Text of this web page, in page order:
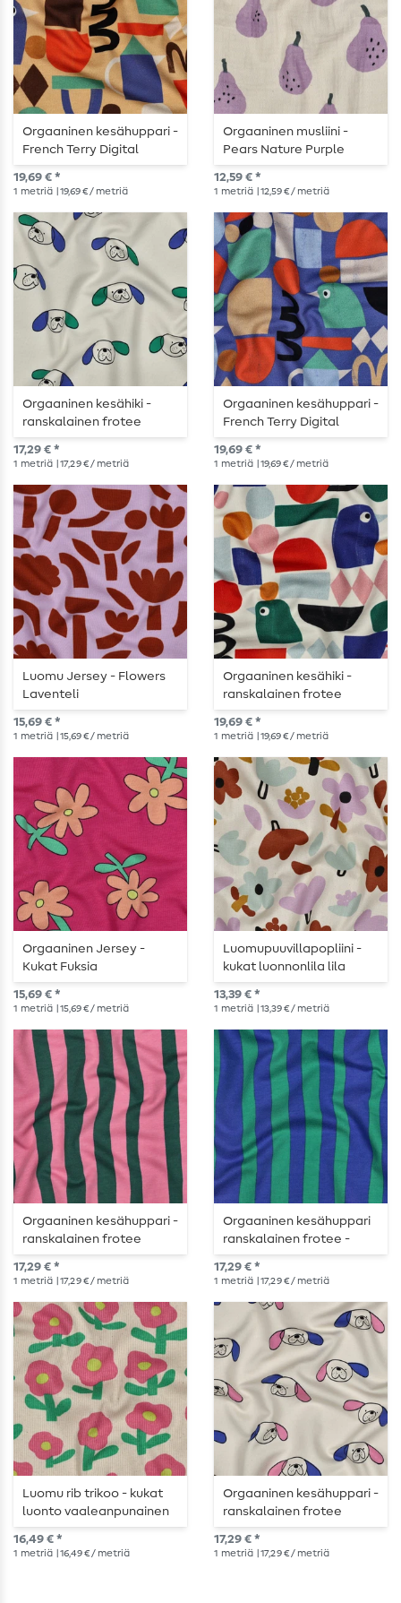
Orgaaninen kesähuppari -
French Terry Digital
Graphic Shapes Sand
19,69 € *
1 metriä | 19,69 € / metriä
Orgaaninen musliini -
Pears Nature Purple
12,59 € *
1 metriä | 12,59 € / metriä
Orgaaninen kesähiki -
ranskalainen frotee
koirille ecru vihreä
17,29 € *
1 metriä | 17,29 € / metriä
Orgaaninen kesähuppari -
French Terry Digital
Graphic Shapes Sininen
19,69 € *
1 metriä | 19,69 € / metriä
Luomu Jersey - Flowers
Laventeli
15,69 € *
1 metriä | 15,69 € / metriä
Orgaaninen kesähiki -
ranskalainen frotee
Digitaalinen grafiikka
muotoja luonto
19,69 € *
1 metriä | 19,69 € / metriä
Orgaaninen Jersey -
Kukat Fuksia
15,69 € *
1 metriä | 15,69 € / metriä
Luomupuuvillapopliini -
kukat luonnonlila lila
13,39 € *
1 metriä | 13,39 € / metriä
Orgaaninen kesähuppari -
ranskalainen frotee
raidallinen vihreä
vaaleanpunainen
17,29 € *
1 metriä | 17,29 € / metriä
Orgaaninen kesähuppari
ranskalainen frotee -
raidallinen sininen vihreä
17,29 € *
1 metriä | 17,29 € / metriä
Luomu rib trikoo - kukat
luonto vaaleanpunainen
16,49 € *
1 metriä | 16,49 € / metriä
Orgaaninen kesähuppari -
ranskalainen frotee
koirille ecru sininen
17,29 € *
1 metriä | 17,29 € / metriä